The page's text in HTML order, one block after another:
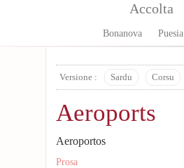
Accolta
Bonanova Puesia
Versione : Sardu Corsu
Aeroports
Aeroportos
Prosa